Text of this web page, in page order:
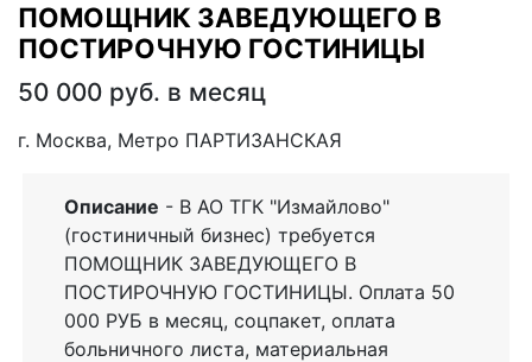
ПОМОЩНИК ЗАВЕДУЮЩЕГО В
ПОСТИРОЧНУЮ ГОСТИНИЦЫ
50 000 руб. в месяц
г. Москва, Метро ПАРТИЗАНСКАЯ
Описание - В АО ТГК "Измайлово"
(гостиничный бизнес) требуется
ПОМОЩНИК ЗАВЕДУЮЩЕГО В
ПОСТИРОЧНУЮ ГОСТИНИЦЫ. Оплата 50
000 РУБ в месяц, соцпакет, оплата
больничного листа, материальная